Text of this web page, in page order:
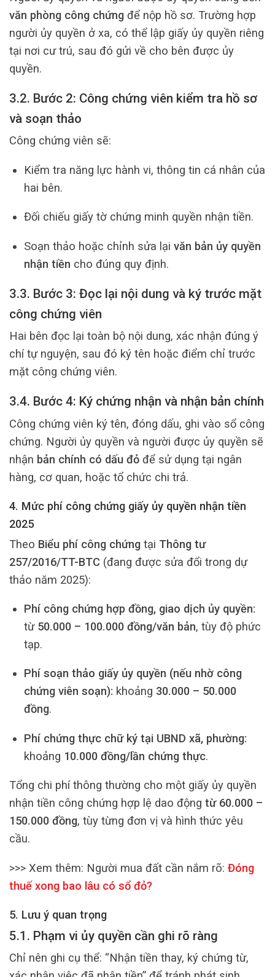
văn phòng công chứng để nộp hồ sơ. Trường hợp
người ủy quyền ở xa, có thể lập giấy ủy quyền riêng
tại nơi cư trú, sau đó gửi về cho bên được ủy
quyền.
3.2. Bước 2: Công chứng viên kiểm tra hồ sơ
và soạn thảo
Công chứng viên sẽ:
Kiểm tra năng lực hành vi, thông tin cá nhân của
hai bên.
Đối chiếu giấy tờ chứng minh quyền nhận tiền.
Soạn thảo hoặc chỉnh sửa lại văn bản ủy quyền
nhận tiền cho đúng quy định.
3.3. Bước 3: Đọc lại nội dung và ký trước mặt
công chứng viên
Hai bên đọc lại toàn bộ nội dung, xác nhận đúng ý
chí tự nguyện, sau đó ký tên hoặc điểm chỉ trước
mặt công chứng viên.
3.4. Bước 4: Ký chứng nhận và nhận bản chính
Công chứng viên ký tên, đóng dấu, ghi vào sổ công
chứng. Người ủy quyền và người được ủy quyền sẽ
nhận bản chính có dấu đỏ để sử dụng tại ngân
hàng, cơ quan, hoặc tổ chức chi trả.
4. Mức phí công chứng giấy ủy quyền nhận tiền
2025
Theo Biểu phí công chứng tại Thông tư
257/2016/TT-BTC (đang được sửa đổi trong dự
thảo năm 2025):
Phí công chứng hợp đồng, giao dịch ủy quyền:
từ 50.000 – 100.000 đồng/văn bản, tùy độ phức
tạp.
Phí soạn thảo giấy ủy quyền (nếu nhờ công
chứng viên soạn): khoảng 30.000 – 50.000
đồng.
Phí chứng thực chữ ký tại UBND xã, phường:
khoảng 10.000 đồng/lần chứng thực.
Tổng chi phí thông thường cho một giấy ủy quyền
nhận tiền công chứng hợp lệ dao động từ 60.000 –
150.000 đồng, tùy từng đơn vị và hình thức yêu
cầu.
>>> Xem thêm: Người mua đất cần nắm rõ: Đóng
thuế xong bao lâu có sổ đỏ?
5. Lưu ý quan trọng
5.1. Phạm vi ủy quyền cần ghi rõ ràng
Chỉ nên ghi cụ thể: “Nhận tiền thay, ký chứng từ,